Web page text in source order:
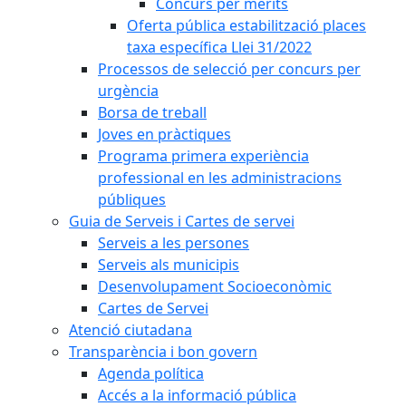
Oferta pública estabilització places
taxa específica Llei 31/2022
Processos de selecció per concurs per
urgència
Borsa de treball
Joves en pràctiques
Programa primera experiència
professional en les administracions
públiques
Guia de Serveis i Cartes de servei
Serveis a les persones
Serveis als municipis
Desenvolupament Socioeconòmic
Cartes de Servei
Atenció ciutadana
Transparència i bon govern
Agenda política
Accés a la informació pública